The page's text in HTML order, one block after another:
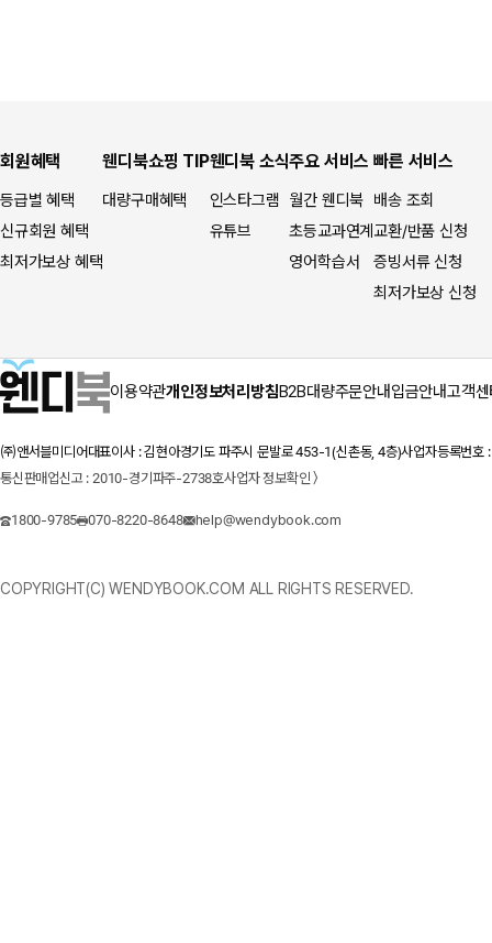
회원혜택
등급별 혜택
신규회원 혜택
최저가보상 혜택
웬디북쇼핑 TIP
대량구매혜택
웬디북 소식
인스타그램
유튜브
주요 서비스
월간 웬디북
초등교과연계
영어학습서
빠른 서비스
배송 조회
교환/반품 신청
증빙서류 신청
최저가보상 신청
이용약관개인정보처리방침B2B대량주문안내입금안내고객
㈜앤서블미디어 대표이사 : 김현아경기도 파주시 문발로 453-1(신촌동, 4층)사업자등록번
통신판매업신고 : 2010-경기파주-2738호사업자 정보확인 〉
1800-9785 070-8220-8648 help@wendybook.com
COPYRIGHT(C) WENDYBOOK.COM ALL RIGHTS RESERVED.